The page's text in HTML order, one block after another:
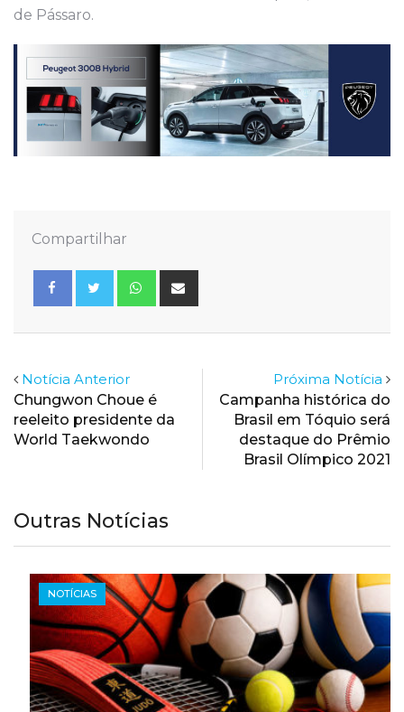
de Pássaro.
Compartilhar
Whatsapp
Notícia Anterior
Chungwon Choue é
reeleito presidente da
World Taekwondo
Próxima Notícia
Campanha histórica do
Brasil em Tóquio será
destaque do Prêmio
Brasil Olímpico 2021
Outras Notícias
NOTÍCIAS